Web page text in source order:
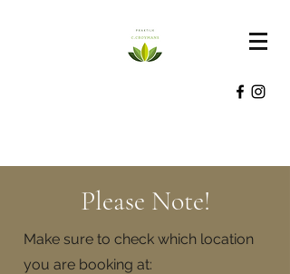
Please Note!
Make sure to check which location
you are booking at: